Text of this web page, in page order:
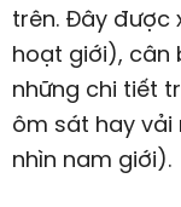
trên. Đây được
hoạt giới), cân
những chi tiết
ôm sát hay vải
nhìn nam giới).